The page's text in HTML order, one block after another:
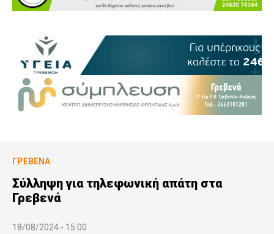
ΓΡΕΒΕΝΆ
Σύλληψη για τηλεφωνική απάτη στα
Γρεβενά
18/08/2024 - 15:00